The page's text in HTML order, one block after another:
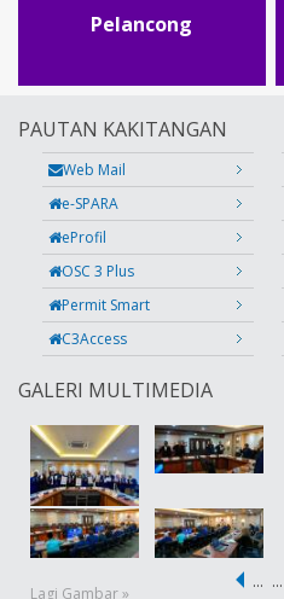
Pelancong
PAUTAN KAKITANGAN
Web Mail
e-SPARA
eProfil
OSC 3 Plus
Permit Smart
C3Access
GALERI MULTIMEDIA
Lagi Gambar »
… …